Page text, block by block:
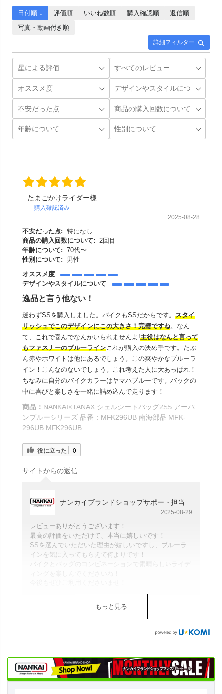
詳細フィルター
日付順 ↓ 評価順 いいね数順 購入確認順
返信順
写真・動画付き順
たまごかけライダー様
購入確認済み
2025-08-28
不安だった点: 特になし
商品の購入回数について: 2回目
年齢について: 70代〜
性別について:
男性
オススメ度
デザインやスタイルについて
逸品と言う他ない！
迷わずSSを購入しました。バイクもSSだからです。 スタイ
リッシュでこのデザインにこの大きさ！完璧ですね。なん
て、これで喜んでなんかいられませんよ!主役はなんと言って
もファスナーのブルーラインこれが購入の決め手です。たぶ
ん赤やホワイトは他にあるでしょう。この爽やかなブルーラ
イン！こんなのないでしょう。これ考えた人に大あっぱれ！
ちなみに自分のバイクカラーはヤマハブルーです。バックの
中に喜びと楽しさを一緒に詰め込んで走ります！
商品： NANKAI×TANAX シェルシートバッグ2SS アーバ
ンブルーシリーズ 品番：MFK296UB 南海部品 MFK-
296UB MFK296UB
役に立った 0
サイトからの返信
ナンカイブランドショップサポート担当
2025-08-29
レビューありがとうございます！
最高の評価をいただけて、本当に嬉しいです！
SSを選んでいただいた理由が嬉しいですし、ブルーラ
インを気に入ってもらえて何よりです！
バイクとバッグのコンビネーションで素晴らしいライデ
もっと見る